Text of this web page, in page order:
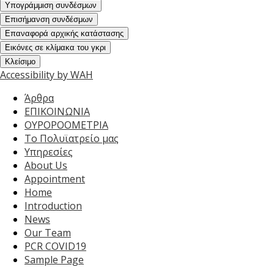
Υπογράμμιση συνδέσμων
Επισήμανση συνδέσμων
Επαναφορά αρχικής κατάστασης
Εικόνες σε κλίμακα του γκρι
Κλείσιμο
Accessibility by WAH
Άρθρα
ΕΠΙΚΟΙΝΩΝΙΑ
ΟΥΡΟΡΟΟΜΕΤΡΙΑ
Το Πολυϊατρείο μας
Υπηρεσίες
About Us
Appointment
Home
Introduction
News
Our Team
PCR COVID19
Sample Page